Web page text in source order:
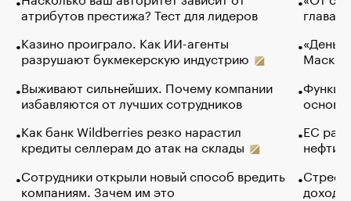
атрибутов престижа? Тест для лидеров
Казино проиграло. Как ИИ-агенты
разрушают букмекерскую индустрию
Выживают сильнейших. Почему компании
избавляются от лучших сотрудников
Как банк Wildberries резко нарастил
кредиты селлерам до атак на склады
Сотрудники открыли новый способ вредить
компаниям. Зачем им это
глава
Маск в
основ
ЕС
нефти